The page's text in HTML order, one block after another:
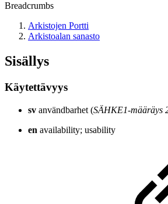
Breadcrumbs
Arkistojen Portti
Arkistoalan sanasto
Sisällys
Käytettävyys
sv användbarhet (SÄHKE1-määräys
en availability; usability